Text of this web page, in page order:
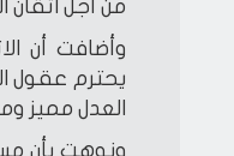
من أجل اتقان
وأضافت أن
يحترم عقول
العدل مميز